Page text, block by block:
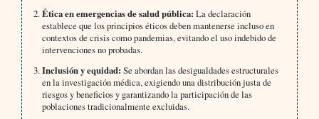
Ética en emergencias de salud pública: La declaración
establece que los principios éticos deben mantenerse incluso en
contextos de crisis como pandemias, evitando el uso indebido de
intervenciones no probadas.
Inclusión y equidad: Se abordan las desigualdades estructurales
en la investigación médica, exigiendo una distribución justa de
riesgos y beneficios y garantizando la participación de las
poblaciones tradicionalmente excluidas.